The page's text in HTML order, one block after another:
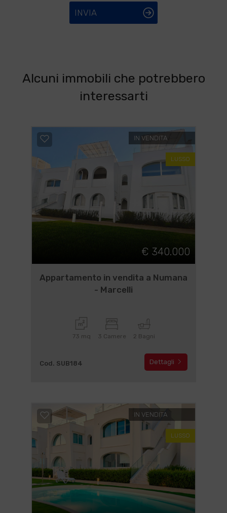
INVIA
Alcuni immobili che potrebbero
interessarti
IN VENDITA
LUSSO
€ 340.000
Appartamento in vendita a Numana
- Marcelli
73 mq 3 Camere 2 Bagni
Cod. SUB184 Dettagli
IN VENDITA
LUSSO